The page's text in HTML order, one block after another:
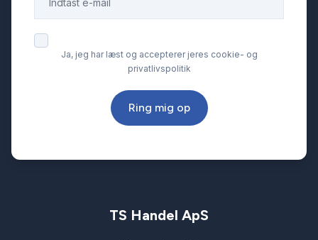
Ja, jeg har læst og accepterer jeres cookie- og
privatlivspolitik
Ring mig op
TS Handel ApS